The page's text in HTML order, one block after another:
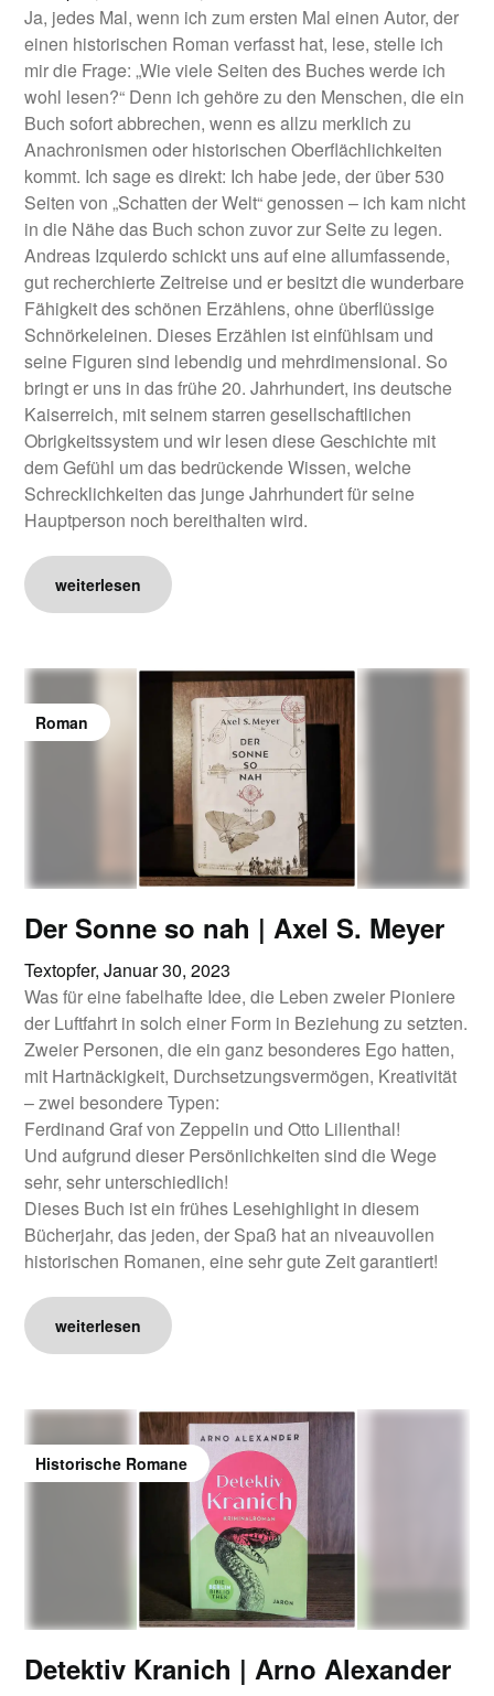
Ja, jedes Mal, wenn ich zum ersten Mal einen Autor, der
einen historischen Roman verfasst hat, lese, stelle ich
mir die Frage: „Wie viele Seiten des Buches werde ich
wohl lesen?“ Denn ich gehöre zu den Menschen, die ein
Buch sofort abbrechen, wenn es allzu merklich zu
Anachronismen oder historischen Oberflächlichkeiten
kommt. Ich sage es direkt: Ich habe jede, der über 530
Seiten von „Schatten der Welt“ genossen – ich kam nicht
in die Nähe das Buch schon zuvor zur Seite zu legen.
Andreas Izquierdo schickt uns auf eine allumfassende,
gut recherchierte Zeitreise und er besitzt die wunderbare
Fähigkeit des schönen Erzählens, ohne überflüssige
Schnörkeleinen. Dieses Erzählen ist einfühlsam und
seine Figuren sind lebendig und mehrdimensional. So
bringt er uns in das frühe 20. Jahrhundert, ins deutsche
Kaiserreich, mit seinem starren gesellschaftlichen
Obrigkeitssystem und wir lesen diese Geschichte mit
dem Gefühl um das bedrückende Wissen, welche
Schrecklichkeiten das junge Jahrhundert für seine
Hauptperson noch bereithalten wird.
weiterlesen
Roman
Der Sonne so nah | Axel S. Meyer
Textopfer,Januar 30, 2023
Was für eine fabelhafte Idee, die Leben zweier Pioniere
der Luftfahrt in solch einer Form in Beziehung zu setzten.
Zweier Personen, die ein ganz besonderes Ego hatten,
mit Hartnäckigkeit, Durchsetzungsvermögen, Kreativität
– zwei besondere Typen:
Ferdinand Graf von Zeppelin und Otto Lilienthal!
Und aufgrund dieser Persönlichkeiten sind die Wege
sehr, sehr unterschiedlich!
Dieses Buch ist ein frühes Lesehighlight in diesem
Bücherjahr, das jeden, der Spaß hat an niveauvollen
historischen Romanen, eine sehr gute Zeit garantiert!
weiterlesen
Historische Romane
Detektiv Kranich | Arno Alexander